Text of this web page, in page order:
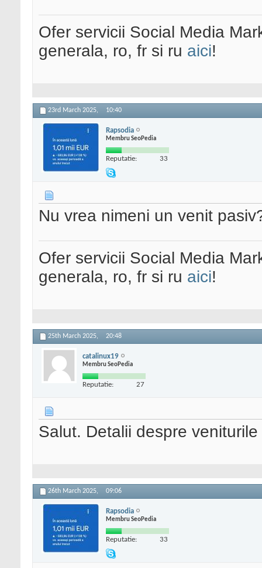
Ofer servicii Social Media
generala, ro, fr si ru aici!
23rd March 2025, 10:40
Rapsodia
Membru SeoPedia
Reputatie: 33
Nu vrea nimeni un venit
Ofer servicii Social Media
generala, ro, fr si ru aici!
25th March 2025, 20:48
catalinux19
Membru SeoPedia
Reputatie: 27
Salut. Detalii despre
26th March 2025, 09:06
Rapsodia
Membru SeoPedia
Reputatie: 33